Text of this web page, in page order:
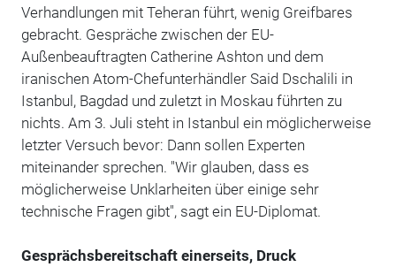
Verhandlungen mit Teheran führt, wenig Greifbares
gebracht. Gespräche zwischen der EU-
Außenbeauftragten Catherine Ashton und dem
iranischen Atom-Chefunterhändler Said Dschalili in
Istanbul, Bagdad und zuletzt in Moskau führten zu
nichts. Am 3. Juli steht in Istanbul ein möglicherweise
letzter Versuch bevor: Dann sollen Experten
miteinander sprechen. "Wir glauben, dass es
möglicherweise Unklarheiten über einige sehr
technische Fragen gibt", sagt ein EU-Diplomat.
Gesprächsbereitschaft einerseits, Druck